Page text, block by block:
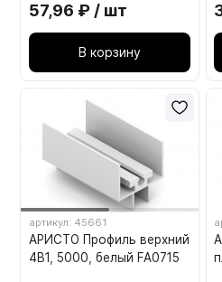
57,96 ₽ / шт
В корзину
артикул: 45661
АРИСТО Профиль верхний
4В1, 5000, белый FA0715